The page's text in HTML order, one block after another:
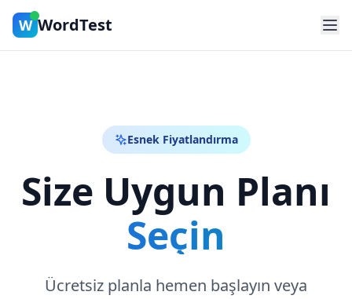
W WordTest
Esnek Fiyatlandırma
Size Uygun Planı
Seçin
Ücretsiz planla hemen başlayın veya